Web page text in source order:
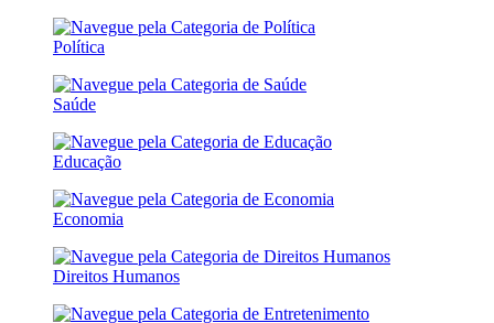
Política
Saúde
Educação
Economia
Direitos Humanos